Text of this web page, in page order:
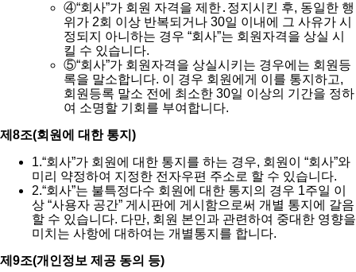
④“회사”가 회원 자격을 제한․정지시킨 후, 동일한 행
위가 2회 이상 반복되거나 30일 이내에 그 사유가 시
정되지 아니하는 경우 “회사”는 회원자격을 상실 시
킬 수 있습니다.
⑤“회사”가 회원자격을 상실시키는 경우에는 회원등
록을 말소합니다. 이 경우 회원에게 이를 통지하고,
회원등록 말소 전에 최소한 30일 이상의 기간을 정하
여 소명할 기회를 부여합니다.
제8조(회원에 대한 통지)
1.“회사”가 회원에 대한 통지를 하는 경우, 회원이 “회사”와
미리 약정하여 지정한 전자우편 주소로 할 수 있습니다.
2.“회사”는 불특정다수 회원에 대한 통지의 경우 1주일 이
상 “사용자 공간” 게시판에 게시함으로써 개별 통지에 갈음
할 수 있습니다. 다만, 회원 본인과 관련하여 중대한 영향을
미치는 사항에 대하여는 개별통지를 합니다.
제9조(개인정보 제공 동의 등)